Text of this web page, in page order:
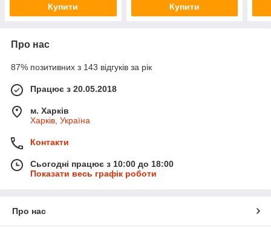
Купити Купити
Про нас
87% позитивних з 143 відгуків за рік
Працює з 20.05.2018
м. Харків
Харків, Україна
Контакти
Сьогодні працює з 10:00 до 18:00
Показати весь графік роботи
Про нас